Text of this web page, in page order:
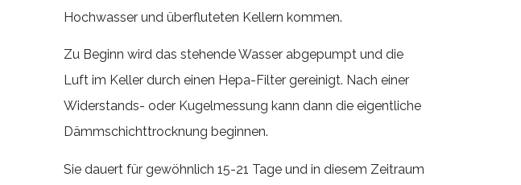
Hochwasser und überfluteten Kellern kommen.
Zu Beginn wird das stehende Wasser abgepumpt und die
Luft im Keller durch einen Hepa-Filter gereinigt. Nach einer
Widerstands- oder Kugelmessung kann dann die eigentliche
Dämmschichttrocknung beginnen.
Sie dauert für gewöhnlich 15-21 Tage und in diesem Zeitraum